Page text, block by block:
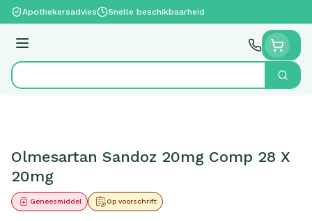
Ga naar de inhoud
Apothekersadvies Snelle beschikbaarheid
Menu
Product, merk, categorie... Zoek
Olmesartan Sandoz 20mg Comp 28 X
20mg
Op voorschrift
Geneesmiddel